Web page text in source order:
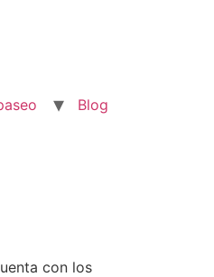
Blog
con los